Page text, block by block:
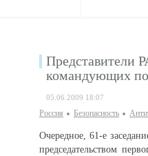
Представители
командующих
05.06.2009 18:07
Россия Безопаcность
Очередное, 61-е
председательством